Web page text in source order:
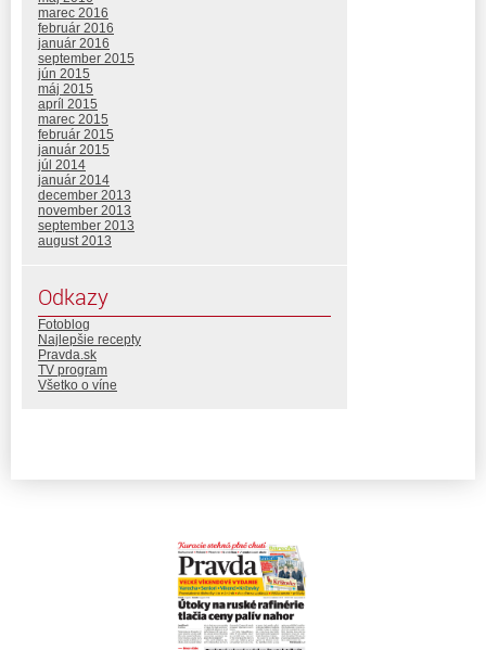
marec 2016
február 2016
január 2016
september 2015
jún 2015
máj 2015
apríl 2015
marec 2015
február 2015
január 2015
júl 2014
január 2014
december 2013
november 2013
september 2013
august 2013
Odkazy
Fotoblog
Najlepšie recepty
Pravda.sk
TV program
Všetko o víne